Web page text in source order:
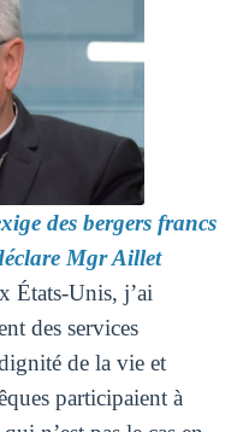
des bergers francs
Mgr Aillet
États-Unis, j’ai
des services
de la vie et
participaient à